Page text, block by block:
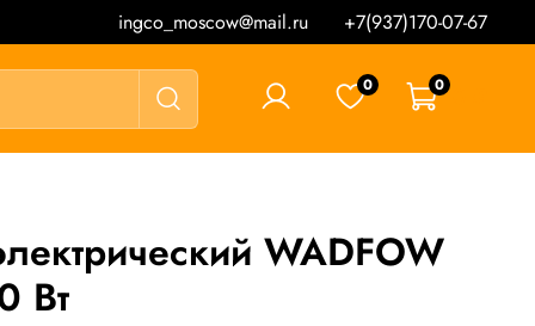
ingco_moscow@mail.ru +7(937)170-07-67
0 0
WADFOW
Вт